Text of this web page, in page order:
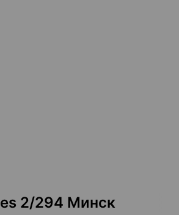
2/294 Минск